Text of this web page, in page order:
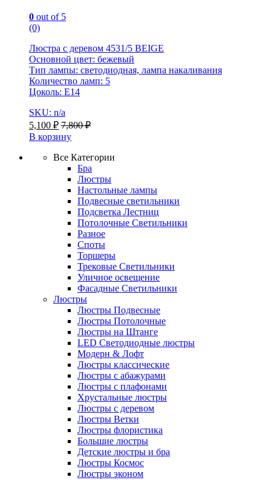
0 out of 5
(0)
Люстра с деревом 4531/5 BEIGE
Основной цвет: бежевый
Тип лампы: светодиодная, лампа накаливания
Количество ламп: 5
Цоколь: Е14
SKU: n/a
5,100 ₽ 7,800₽
В корзину
Все Категории
Бра
Люстры
Настольные лампы
Подвесные светильники
Подсветка Лестниц
Потолочные Светильники
Разное
Споты
Торшеры
Трековые Светильники
Уличное освещение
Фасадные Светильники
Люстры
Люстры Подвесные
Люстры Потолочные
Люстры на Штанге
LED Светодиодные люстры
Модерн & Лофт
Люстры классические
Люстры с абажурами
Люстры с плафонами
Хрустальные люстры
Люстры с деревом
Люстры Ветки
Люстры флористика
Большие люстры
Детские люстры и бра
Люстры Космос
Люстры эконом